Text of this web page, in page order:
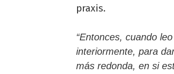
praxis.
“Entonces, cuando
interiormente, para
más redonda, en si